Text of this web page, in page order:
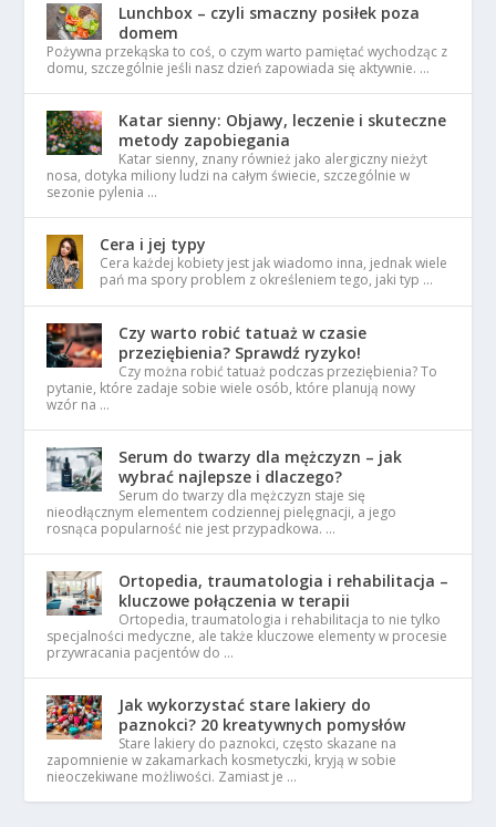
Lunchbox – czyli smaczny posiłek poza
domem
Pożywna przekąska to coś, o czym warto pamiętać wychodząc z
domu, szczególnie jeśli nasz dzień zapowiada się aktywnie. …
Katar sienny: Objawy, leczenie i skuteczne
metody zapobiegania
Katar sienny, znany również jako alergiczny nieżyt
nosa, dotyka miliony ludzi na całym świecie, szczególnie w
sezonie pylenia …
Cera i jej typy
Cera każdej kobiety jest jak wiadomo inna, jednak wiele
pań ma spory problem z określeniem tego, jaki typ …
Czy warto robić tatuaż w czasie
przeziębienia? Sprawdź ryzyko!
Czy można robić tatuaż podczas przeziębienia? To
pytanie, które zadaje sobie wiele osób, które planują nowy
wzór na …
Serum do twarzy dla mężczyzn – jak
wybrać najlepsze i dlaczego?
Serum do twarzy dla mężczyzn staje się
nieodłącznym elementem codziennej pielęgnacji, a jego
rosnąca popularność nie jest przypadkowa. …
Ortopedia, traumatologia i rehabilitacja –
kluczowe połączenia w terapii
Ortopedia, traumatologia i rehabilitacja to nie tylko
specjalności medyczne, ale także kluczowe elementy w procesie
przywracania pacjentów do …
Jak wykorzystać stare lakiery do
paznokci? 20 kreatywnych pomysłów
Stare lakiery do paznokci, często skazane na
zapomnienie w zakamarkach kosmetyczki, kryją w sobie
nieoczekiwane możliwości. Zamiast je …